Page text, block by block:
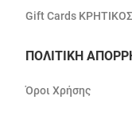
Gift Cards ΚΡΗΤΙΚΟΣ
ΠΟΛΙΤΙΚΗ
Όροι Χρήσης